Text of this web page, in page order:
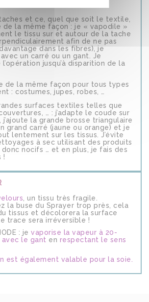
et ce, quel que soit le textile,
de la même façon : je « vapodile »
le tissu sur et autour de la tache
afin de ne pas
dans les fibres), je
un carré ou un gant. Je
jusqu’à disparition de la
de la même façon pour tous types
: costumes, jupes, robes, …
surfaces textiles telles que
… : j’adapte le coude sur
la grande brosse triangulaire
grand carré (jaune ou orange) et je
lentement sur les tissus. J’évite
à sec utilisant des produits
donc nocifs … et en plus, je fais des
!
, un tissu très fragile.
la buse du Sprayer trop près, cela
tissus et décolorera la surface
trace sera irréversible !
: je vaporise la vapeur à 20-
avec le gant en respectant le sens
est également valable pour la soie.